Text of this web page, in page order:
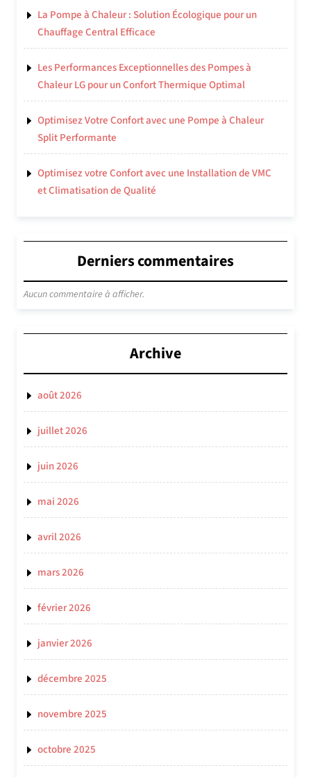
La Pompe à Chaleur : Solution Écologique pour un
Chauffage Central Efficace
Les Performances Exceptionnelles des Pompes à
Chaleur LG pour un Confort Thermique Optimal
Optimisez Votre Confort avec une Pompe à Chaleur
Split Performante
Optimisez votre Confort avec une Installation de VMC
et Climatisation de Qualité
Derniers commentaires
Aucun commentaire à afficher.
Archive
août 2026
juillet 2026
juin 2026
mai 2026
avril 2026
mars 2026
février 2026
janvier 2026
décembre 2025
novembre 2025
octobre 2025